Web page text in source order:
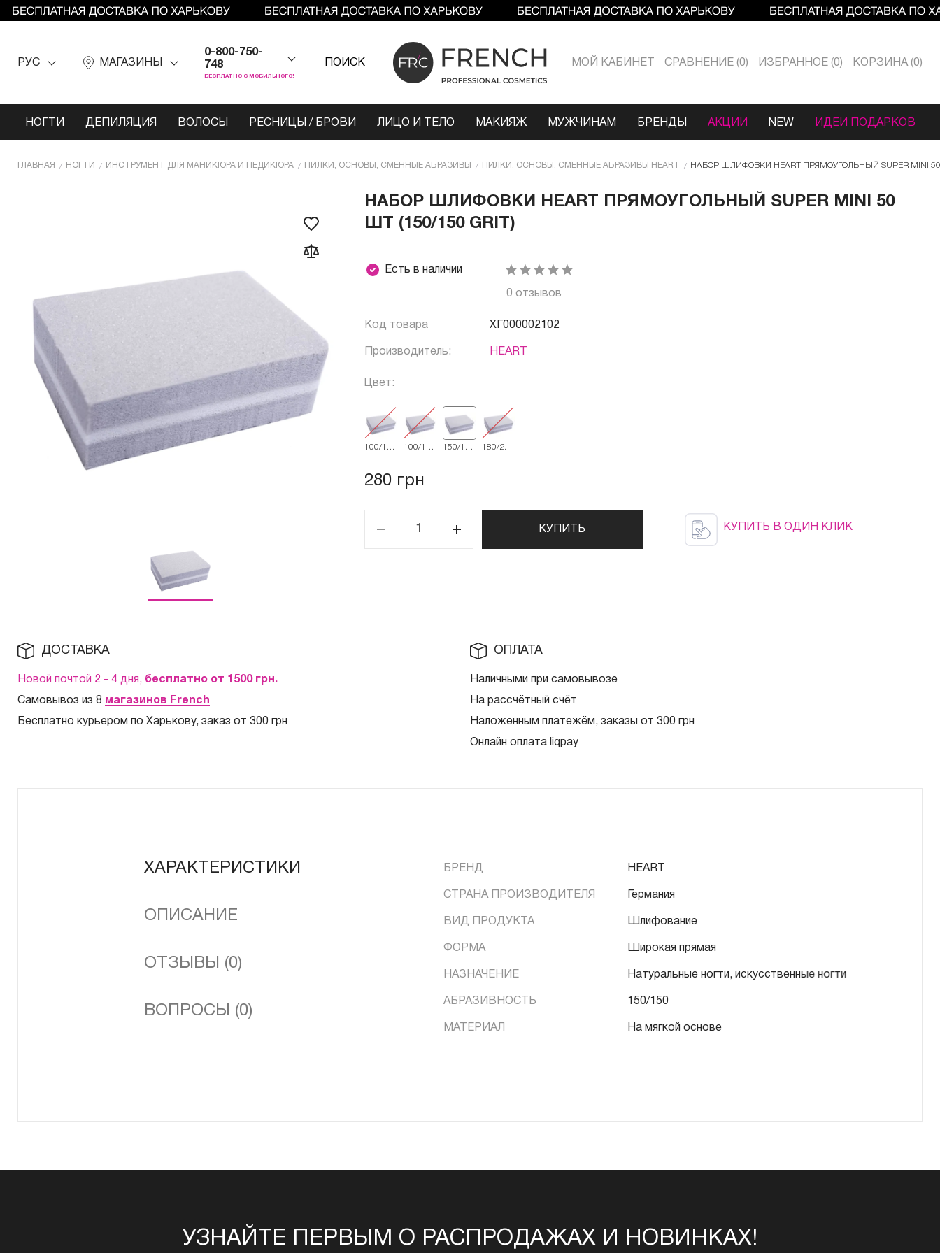
РУС МАГАЗИНЫ
0-800-750-
748
БЕСПЛАТНО С МОБИЛЬНОГО!
ПОИСК МОЙ КАБИНЕТ СРАВНЕНИЕ 0 ИЗБРАННОЕ 0 КОРЗИНА 0
НОГТИ ДЕПИЛЯЦИЯ ВОЛОСЫ РЕСНИЦЫ / БРОВИ ЛИЦО И ТЕЛО МАКИЯЖ МУЖЧИНАМ БРЕНДЫ АКЦИИ NEW ИДЕИ ПОДАРКОВ
ГЛАВНАЯ НОГТИ ИНCТРУМЕНТ ДЛЯ МАНИКЮРА И ПЕДИКЮРА ПИЛКИ, ОСНОВЫ, СМЕННЫЕ АБРАЗИВЫ ПИЛКИ, ОСНОВЫ, СМЕННЫЕ АБРАЗИВЫ HEART НАБОР ШЛИФОВКИ HEART ПРЯМОУГОЛЬНЫЙ SUPER MINI 50
НАБОР ШЛИФОВКИ HEART ПРЯМОУГОЛЬНЫЙ SUPER MINI 50
ШТ (150/150 GRIT)
Есть в наличии
0 отзывов
Код товара ХГ000002102
Производитель: HEART
Цвет:
100/100
100/180
150/150
180/240
280 грн
КУПИТЬ КУПИТЬ В ОДИН КЛИК
ДОСТАВКА
Новой почтой 2 - 4 дня, бесплатно от 1500 грн.
Самовывоз из 8 магазинов French
Бесплатно курьером по Харькову, заказ от 300 грн
ОПЛАТА
Наличными при самовывозе
На рассчётный счёт
Наложенным платежём, заказы от 300 грн
Онлайн оплата liqpay
ХАРАКТЕРИСТИКИ
ОПИСАНИЕ
ОТЗЫВЫ (0)
ВОПРОСЫ (0)
БРЕНД HEART
СТРАНА ПРОИЗВОДИТЕЛЯ Германия
ВИД ПРОДУКТА Шлифование
ФОРМА Широкая прямая
НАЗНАЧЕНИЕ Натуральные ногти, искусственные ногти
АБРАЗИВНОСТЬ 150/150
МАТЕРИАЛ На мягкой основе
УЗНАЙТЕ ПЕРВЫМ О РАСПРОДАЖАХ И НОВИНКАХ!